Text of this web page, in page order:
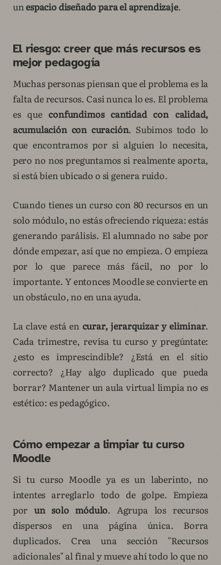
unespacio diseñado para el aprendizaje.
El riesgo: creer que más recursos es
mejor pedagogía
Muchas personas piensan que el problema es la
falta de recursos. Casi nunca lo es. El problema
es que confundimos cantidad con calidad,
acumulación con curación. Subimos todo lo
que encontramos por si alguien lo necesita,
pero no nos preguntamos si realmente aporta,
si está bien ubicado o si genera ruido.
Cuando tienes un curso con 80 recursos en un
solo módulo, no estás ofreciendo riqueza: estás
generando parálisis. El alumnado no sabe por
dónde empezar, así que no empieza. O empieza
por lo que parece más fácil, no por lo
importante. Y entonces Moodle se convierte en
un obstáculo, no en una ayuda.
La clave está en curar, jerarquizar y eliminar.
Cada trimestre, revisa tu curso y pregúntate:
¿esto es imprescindible? ¿Está en el sitio
correcto? ¿Hay algo duplicado que pueda
borrar? Mantener un aula virtual limpia no es
estético: es pedagógico.
Cómo empezar a limpiar tu curso
Moodle
Si tu curso Moodle ya es un laberinto, no
intentes arreglarlo todo de golpe. Empieza
por un solo módulo. Agrupa los recursos
dispersos en una página única. Borra
duplicados. Crea una sección "Recursos
adicionales" al final y mueve ahí todo lo que no